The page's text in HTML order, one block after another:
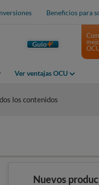
Beneficios para
Guio
Ver ventajas OCU
los contenidos
Nuevos